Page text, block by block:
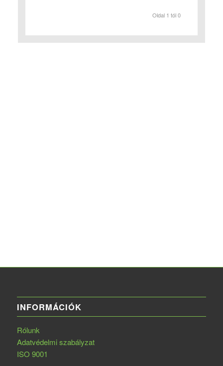
Oldal 1 tól 0
INFORMÁCIÓK
Rólunk
Adatvédelmi szabályzat
ISO 9001